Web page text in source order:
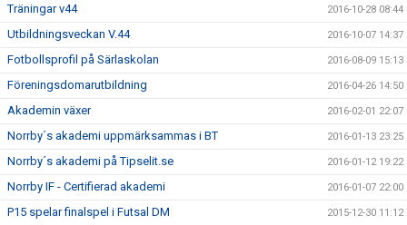
Träningar v44 2016-10-28 08:44
Utbildningsveckan V.44 2016-10-07 14:37
Fotbollsprofil på Särlaskolan 2016-08-09 15:13
Föreningsdomarutbildning 2016-04-26 14:50
Akademin växer 2016-02-01 22:07
Norrby´s akademi uppmärksammas i BT 2016-01-13 23:25
Norrby´s akademi på Tipselit.se 2016-01-12 19:22
Norrby IF - Certifierad akademi 2016-01-07 22:00
P15 spelar finalspel i Futsal DM 2015-12-30 11:12